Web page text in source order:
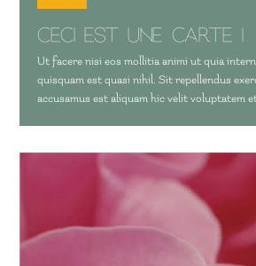
Ceci est une carte !
Ut facere nisi eos mollitia animi ut quia
quisquam est quasi nihil. Sit repellendus
accusamus est aliquam hic velit voluptatem